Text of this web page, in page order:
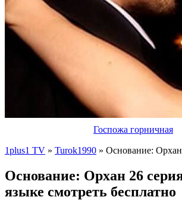
Госпожа горничная
1plus1 TV » Turok1990 » Основание: Орхан
Основание: Орхан 26
языке смотреть бесплатно